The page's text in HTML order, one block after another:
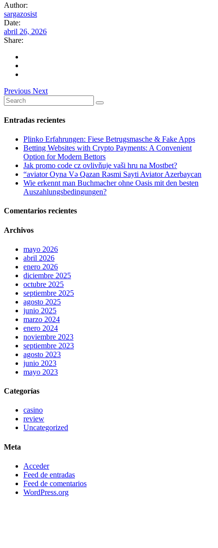
Author:
sargazosist
Date:
abril 26, 2026
Share:
Previous Next
Search
for:
Entradas recientes
Plinko Erfahrungen: Fiese Betrugsmasche & Fake Apps
Betting Websites with Crypto Payments: A Convenient
Option for Modern Bettors
Jak promo code cz ovlivňuje vaši hru na Mostbet?
“aviator Oyna Və Qazan Rəsmi Sayti Aviator Azerbaycan
Wie erkennt man Buchmacher ohne Oasis mit den besten
Auszahlungsbedingungen?
Comentarios recientes
Archivos
mayo 2026
abril 2026
enero 2026
diciembre 2025
octubre 2025
septiembre 2025
agosto 2025
junio 2025
marzo 2024
enero 2024
noviembre 2023
septiembre 2023
agosto 2023
junio 2023
mayo 2023
Categorías
casino
review
Uncategorized
Meta
Acceder
Feed de entradas
Feed de comentarios
WordPress.org